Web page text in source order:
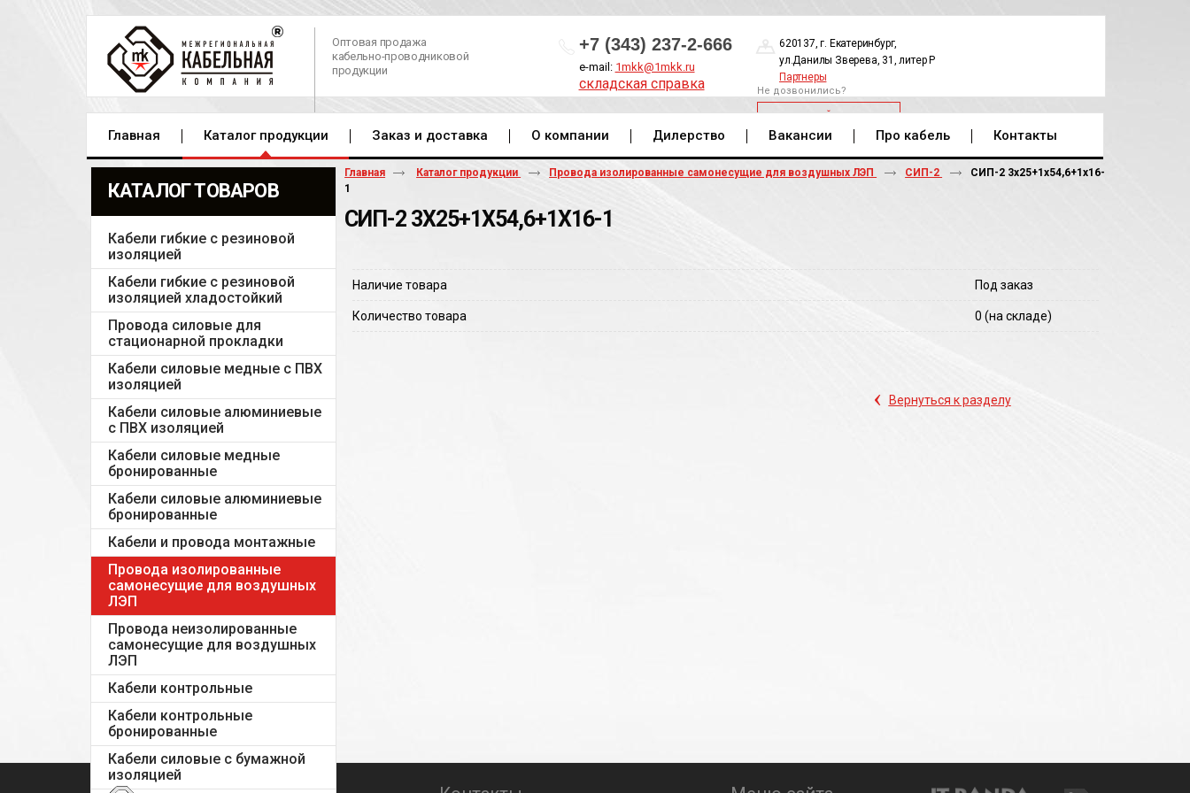
Оптовая продажа
кабельно-проводниковой
продукции
+7 (343) 237-2-666
e-mail: 1mkk@1mkk.ru
складская справка
620137, г. Екатеринбург,
ул.Данилы Зверева, 31, литер Р
Партнеры
Не дозвонились?
ОБРАТНЫЙ ЗВОНОК
Главная Каталог продукции Заказ и доставка О компании Дилерство Вакансии Про кабель Контакты
КАТАЛОГ ТОВАРОВ
Кабели гибкие с резиновой
изоляцией
Кабели гибкие с резиновой
изоляцией хладостойкий
Провода силовые для
стационарной прокладки
Кабели силовые медные с ПВХ
изоляцией
Кабели силовые алюминиевые
с ПВХ изоляцией
Кабели силовые медные
бронированные
Кабели силовые алюминиевые
бронированные
Кабели и провода монтажные
Провода изолированные
самонесущие для воздушных
ЛЭП
Провода неизолированные
самонесущие для воздушных
ЛЭП
Кабели контрольные
Кабели контрольные
бронированные
Кабели силовые с бумажной
изоляцией
Главная Каталог продукции Провода изолированные самонесущие для воздушных ЛЭП СИП-2
СИП-2 3х25+1х54,6+1х16-
1
СИП-2 3Х25+1Х54,6+1Х16-1
Наличие товара Под заказ
Количество товара 0 (на складе)
‹ Вернуться к разделу